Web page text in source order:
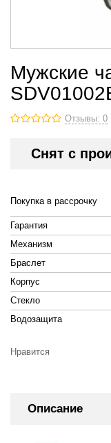
Мужские
Отзывы: 0
Снят с
Покупка в рассрочку
Гарантия
Механизм
Браслет
Корпус
Стекло
Водозащита
Нравится
Описание